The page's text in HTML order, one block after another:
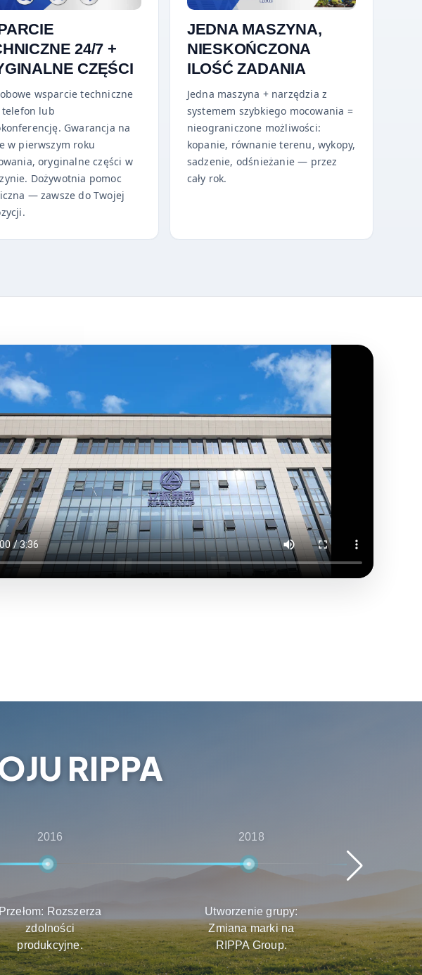
24/7 +
CZĘŚCI
wsparcie techniczne
telefon lub
Gwarancja na
w pierwszym roku
oryginalne części w
Dożywotnia pomoc
— zawsze do Twojej
JEDNA MASZYNA,
NIESKOŃCZONA
ILOŚĆ ZADANIA
Jedna maszyna + narzędzia z
systemem szybkiego mocowania =
nieograniczone możliwości:
kopanie, równanie terenu, wykopy,
sadzenie, odśnieżanie — przez
cały rok.
RIPPA
2016
Przełom: Rozszerza
zdolności
produkcyjne.
2018
Utworzenie grupy:
Zmiana marki na
RIPPA Group.